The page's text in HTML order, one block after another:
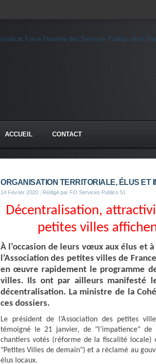
ACCUEIL CONTACT
ORGANISATION TERRITORIALE, ÉLUS ET
14 Février 2020 , Rédigé par FO Services Publics 51
Décentralisation,
petites villes
À l’occasion de leurs vœux aux élus et
l’Association des petites villes de
en œuvre rapidement le programme
villes. Ils ont par ailleurs manifesté
décentralisation. La ministre de la
ces dossiers.
Le président de l’Association des petites
témoigné le 21 janvier, de "l’impatience"
chantiers votés (réforme de la fiscalité
"Petites Villes de demain") et a réclamé au
élus locaux.